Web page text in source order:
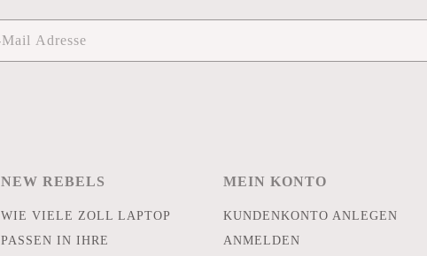
NEW REBELS
WIE VIELE ZOLL LAPTOP
PASSEN IN IHRE
MEIN KONTO
KUNDENKONTO ANLEGEN
ANMELDEN